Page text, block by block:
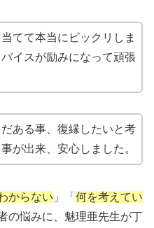
当てて本当にビックリしま
イスが励みになって頑張
ある事、復縁したいと考
が出来、安心しました。
からない 」「 何を考えてい
の悩みに、魅理亜先生が丁